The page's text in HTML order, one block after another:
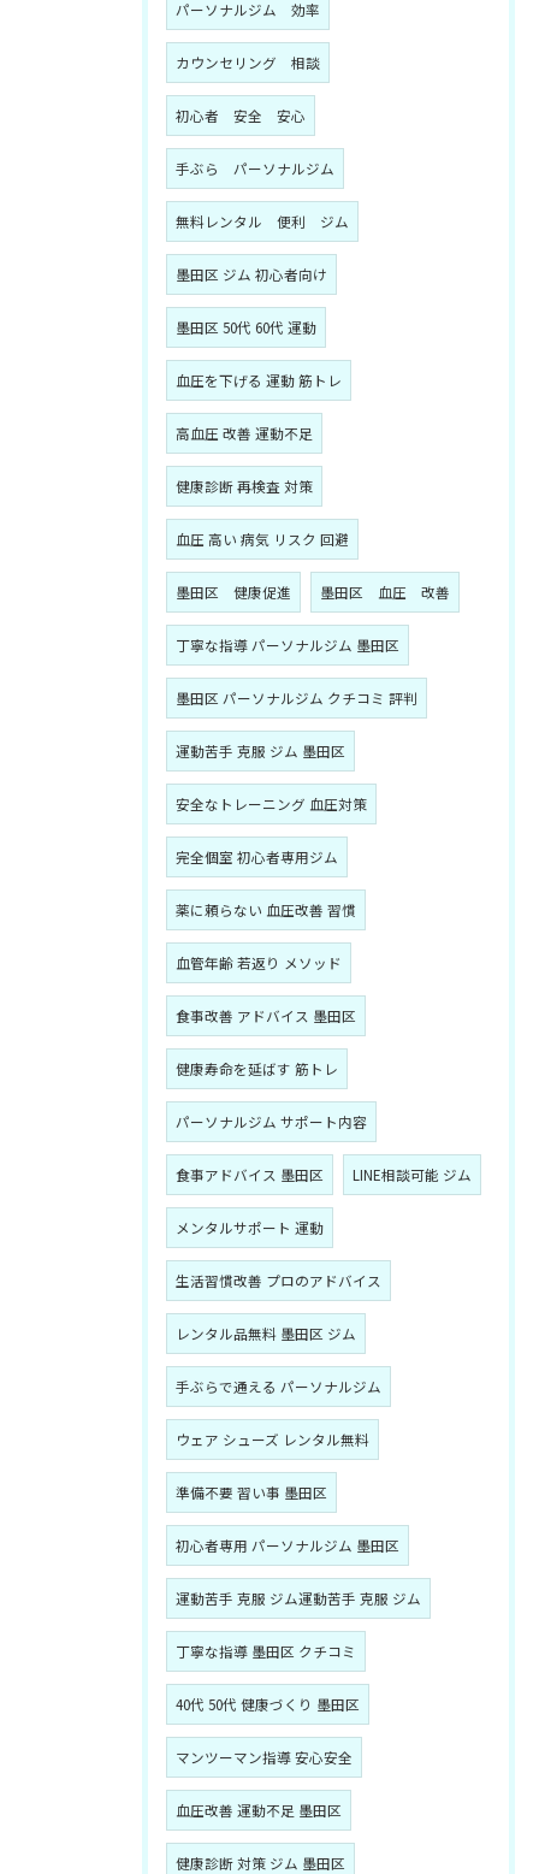
パーソナルジム 効率
カウンセリング 相談
初心者 安全 安心
手ぶら パーソナルジム
無料レンタル 便利 ジム
墨田区 ジム 初心者向け
墨田区 50代 60代 運動
血圧を下げる 運動 筋トレ
高血圧 改善 運動不足
健康診断 再検査 対策
血圧 高い 病気 リスク 回避
墨田区 健康促進 墨田区 血圧 改善
丁寧な指導 パーソナルジム 墨田区
墨田区 パーソナルジム クチコミ 評判
運動苦手 克服 ジム 墨田区
安全なトレーニング 血圧対策
完全個室 初心者専用ジム
薬に頼らない 血圧改善 習慣
血管年齢 若返り メソッド
食事改善 アドバイス 墨田区
健康寿命を延ばす 筋トレ
パーソナルジム サポート内容
食事アドバイス 墨田区 LINE相談可能 ジム
メンタルサポート 運動
生活習慣改善 プロのアドバイス
レンタル品無料 墨田区 ジム
手ぶらで通える パーソナルジム
ウェア シューズ レンタル無料
準備不要 習い事 墨田区
初心者専用 パーソナルジム 墨田区
運動苦手 克服 ジム運動苦手 克服 ジム
丁寧な指導 墨田区 クチコミ
40代 50代 健康づくり 墨田区
マンツーマン指導 安心安全
血圧改善 運動不足 墨田区
健康診断 対策 ジム 墨田区